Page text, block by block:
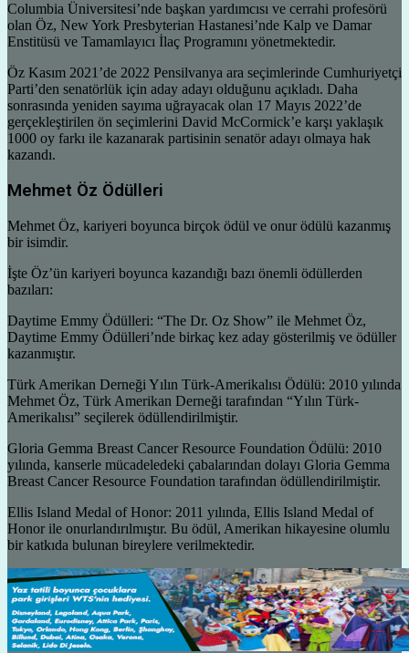
Columbia Üniversitesi’nde başkan yardımcısı ve cerrahi profesörü
olan Öz, New York Presbyterian Hastanesi’nde Kalp ve Damar
Enstitüsü ve Tamamlayıcı İlaç Programını yönetmektedir.
Öz Kasım 2021’de 2022 Pensilvanya ara seçimlerinde Cumhuriyetçi
Parti’den senatörlük için aday adayı olduğunu açıkladı. Daha
sonrasında yeniden sayıma uğrayacak olan 17 Mayıs 2022’de
gerçekleştirilen ön seçimlerini David McCormick’e karşı yaklaşık
1000 oy farkı ile kazanarak partisinin senatör adayı olmaya hak
kazandı.
Mehmet Öz Ödülleri
Mehmet Öz, kariyeri boyunca birçok ödül ve onur ödülü kazanmış
bir isimdir.
İşte Öz’ün kariyeri boyunca kazandığı bazı önemli ödüllerden
bazıları:
Daytime Emmy Ödülleri: “The Dr. Oz Show” ile Mehmet Öz,
Daytime Emmy Ödülleri’nde birkaç kez aday gösterilmiş ve ödüller
kazanmıştır.
Türk Amerikan Derneği Yılın Türk-Amerikalısı Ödülü: 2010 yılında
Mehmet Öz, Türk Amerikan Derneği tarafından “Yılın Türk-
Amerikalısı” seçilerek ödüllendirilmiştir.
Gloria Gemma Breast Cancer Resource Foundation Ödülü: 2010
yılında, kanserle mücadeledeki çabalarından dolayı Gloria Gemma
Breast Cancer Resource Foundation tarafından ödüllendirilmiştir.
Ellis Island Medal of Honor: 2011 yılında, Ellis Island Medal of
Honor ile onurlandırılmıştır. Bu ödül, Amerikan hikayesine olumlu
bir katkıda bulunan bireylere verilmektedir.